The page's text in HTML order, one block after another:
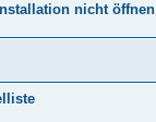
nicht öffnen